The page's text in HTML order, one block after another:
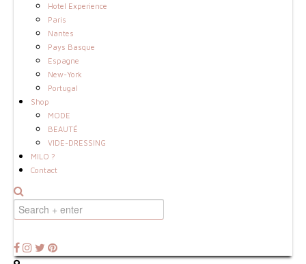
Hotel Experience
Paris
Nantes
Pays Basque
Espagne
New-York
Portugal
Shop
MODE
BEAUTÉ
VIDE-DRESSING
MILO ?
Contact